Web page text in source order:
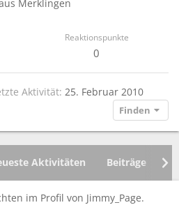
Merklingen
Reaktionspunkte
0
Aktivität 25. Februar 2010
Finden
Aktivitäten Beiträge
im Profil von Jimmy_Page.